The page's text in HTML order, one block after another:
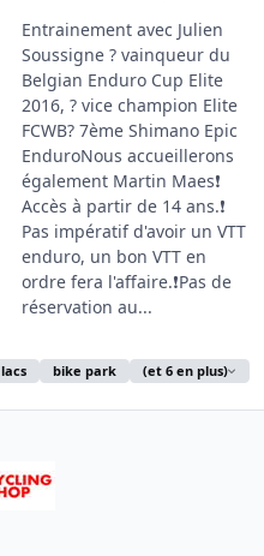
Entrainement avec Julien
Soussigne ? vainqueur du
Belgian Enduro Cup Elite
2016, ? vice champion Elite
FCWB? 7ème Shimano Epic
EnduroNous accueillerons
également Martin Maes❗️
Accès à partir de 14 ans.❗️
Pas impératif d'avoir un VTT
enduro, un bon VTT en
ordre fera l'affaire.❗️Pas de
réservation au...
lacs bike park (et 6 en plus)